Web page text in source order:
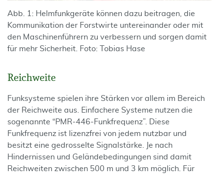
Abb. 1: Helmfunkgeräte können dazu beitragen, die
Kommunikation der Forstwirte untereinander oder mit
den Maschinenführern zu verbessern und sorgen damit
für mehr Sicherheit. Foto: Tobias Hase
Reichweite
Funksysteme spielen ihre Stärken vor allem im Bereich
der Reichweite aus. Einfachere Systeme nutzen die
sogenannte “PMR-446-Funkfrequenz”. Diese
Funkfrequenz ist lizenzfrei von jedem nutzbar und
besitzt eine gedrosselte Signalstärke. Je nach
Hindernissen und Geländebedingungen sind damit
Reichweiten zwischen 500 m und 3 km möglich. Für